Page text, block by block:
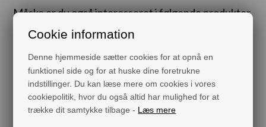
Cookie information
Denne hjemmeside sætter cookies for at opnå en
funktionel side og for at huske dine foretrukne
indstillinger. Du kan læse mere om cookies i vores
cookiepolitik, hvor du også altid har mulighed for at
trække dit samtykke tilbage - Læs mere
Måske er du også interesseret i følgende produkter